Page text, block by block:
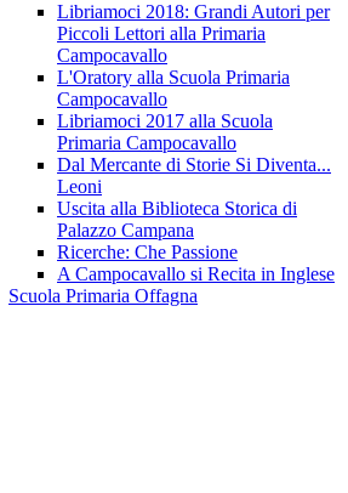
Libriamoci 2018: Grandi Autori per
Piccoli Lettori alla Primaria
Campocavallo
L'Oratory alla Scuola Primaria
Campocavallo
Libriamoci 2017 alla Scuola
Primaria Campocavallo
Dal Mercante di Storie Si Diventa...
Leoni
Uscita alla Biblioteca Storica di
Palazzo Campana
Ricerche: Che Passione
A Campocavallo si Recita in Inglese
Scuola Primaria Offagna